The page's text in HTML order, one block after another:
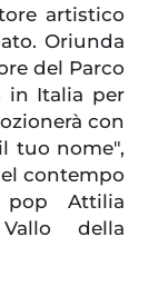
artistico
Oriunda
del Parco
in Italia per
con
tuo nome",
contempo
Attilia
della